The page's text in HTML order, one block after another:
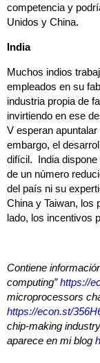
competencia y
Unidos y China.
India
Muchos indios
empleados en su
industria propia de
invirtiendo en ese
V esperan
embargo, el
difícil. India dispone
de un número
del país ni su
China y Taiwan, los
lado, los incentivos
Contiene
computing”https://
microprocessors
https://econ.st/
chip-making
aparece en mi blog